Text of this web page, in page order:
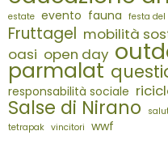
estate evento fauna festa
Fruttagel mobilità
oasi open day
parmalat
responsabilità sociale
Salse di Nirano
tetrapak vincitori wwf